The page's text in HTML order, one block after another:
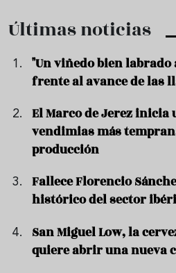
Últimas noticias
"Un viñedo bien
frente al avance de las
El Marco de Jerez inicia
vendimias más
producción
Fallece Florencio
histórico del sector
San Miguel Low, la
quiere abrir una nueva